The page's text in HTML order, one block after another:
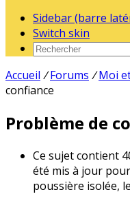
Sidebar (barre
Switch skin
Accueil / Forums / Moi
confiance
Problème de
Ce sujet contient
été mis à jour
poussière isolée, le